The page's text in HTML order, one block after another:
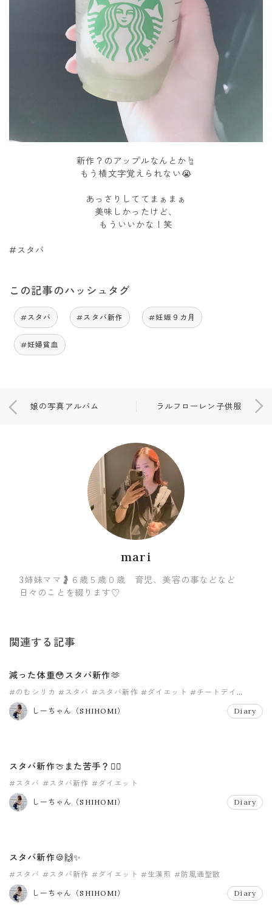
新作？のアップルなんとか☝︎
もう横文字覚えられない😭
あっさりしててまぁまぁ
美味しかったけど、
もういいかな！笑
#スタバ
この記事のハッシュタグ
#スタバ #スタバ新作 #妊娠９カ月
#妊婦貧血
娘の写真アルバム ラルフローレン子供服
mari
3姉妹ママ🤰６歳５歳０歳 育児、美容の事などなど
日々のことを綴ります♡
関連する記事
減った体重😳スタバ新作🫶
#のむシリカ #スタバ #スタバ新作 #ダイエット #チートデイ
#ラーメン
しーちゃん（SHIHOMI）
Diary
スタバ新作🍈また苦手？😶‍🌫️
#スタバ #スタバ新作 #ダイエット
しーちゃん（SHIHOMI） Diary
スタバ新作🍪🙌✨
#スタバ #スタバ新作 #ダイエット #生漢煎 #防風通聖散
しーちゃん（SHIHOMI） Diary